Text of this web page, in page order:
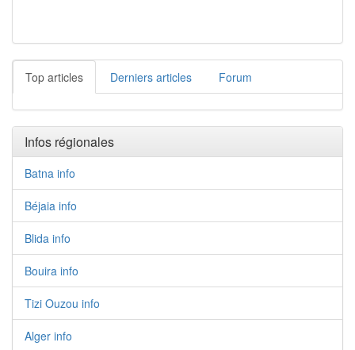
Top articles Derniers articles Forum
Infos régionales
Batna info
Béjaia info
Blida info
Bouira info
Tizi Ouzou info
Alger info